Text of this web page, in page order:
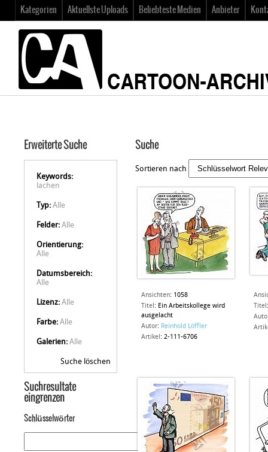
Kategorien Aktuellste Uploads Beliebteste Medien Anbieter
Erweiterte Suche
Keywords:
lachen
Typ: Alle
Felder: Alle
Orientierung:
Alle
Datumsbereich:
Alle
Lizenz: Alle
Farbe: Alle
Galerien: Alle
Suche löschen
Suchresultate
eingrenzen
Schlüsselwörter
Suche
Sortieren nach
Ansichten: 1058
Titel : Ein Arbeitskollege wird
ausgelacht
Autor: Reinhold Löffler
Artikel : 2-111-6706
Titel